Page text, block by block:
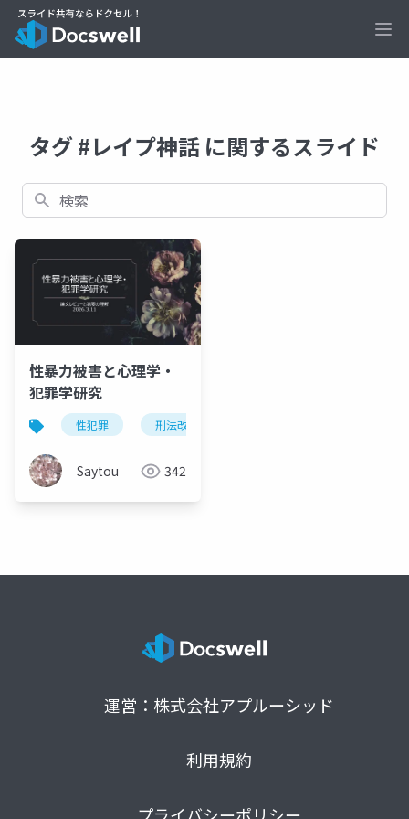
タグ #レイプ神話 に関するスライド
検索
性暴力被害と心理学・
犯罪学研究
性犯罪 刑法改正
Saytou 342
運営：株式会社アプルーシッド
利用規約